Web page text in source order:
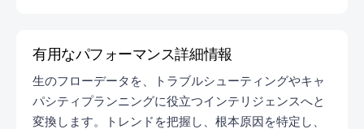
有用なパフォーマンス詳細情報
生のフローデータを、トラブルシューティングやキャ
パシティプランニングに役立つインテリジェンスへと
変換します。トレンドを把握し、根本原因を特定し、